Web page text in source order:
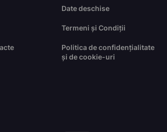
Date deschise
Termeni și Condiții
Politica de confidențialitate
și de cookie-uri